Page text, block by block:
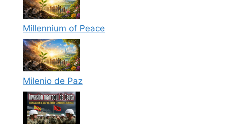
Millennium of Peace
Milenio de Paz